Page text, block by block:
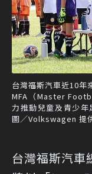
台灣福斯汽車近10年
MFA（Master
力推動兒童及青少年
圖／Volkswagen 提
台灣福斯汽